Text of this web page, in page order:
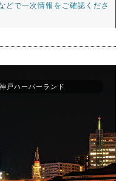
どで一次情報をご確認くださ
戸ハーバーランド